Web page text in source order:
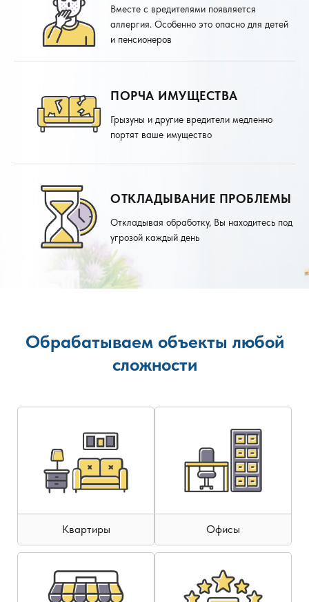
Вместе с вредителями появляется
аллергия. Особенно это опасно для детей
и пенсионеров
ПОРЧА ИМУЩЕСТВА
Грызуны и другие вредители медленно
портят ваше имущество
ОТКЛАДЫВАНИЕ ПРОБЛЕМЫ
Откладывая обработку, Вы находитесь под
угрозой каждый день
Обрабатываем объекты любой
сложности
Квартиры Офисы